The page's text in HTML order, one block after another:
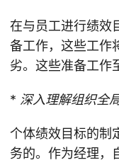
在与员工进行绩效
备工作，这些工作
劣。这些准备工作
* 深入理解组织全
个体绩效目标的制
务的。作为经理，